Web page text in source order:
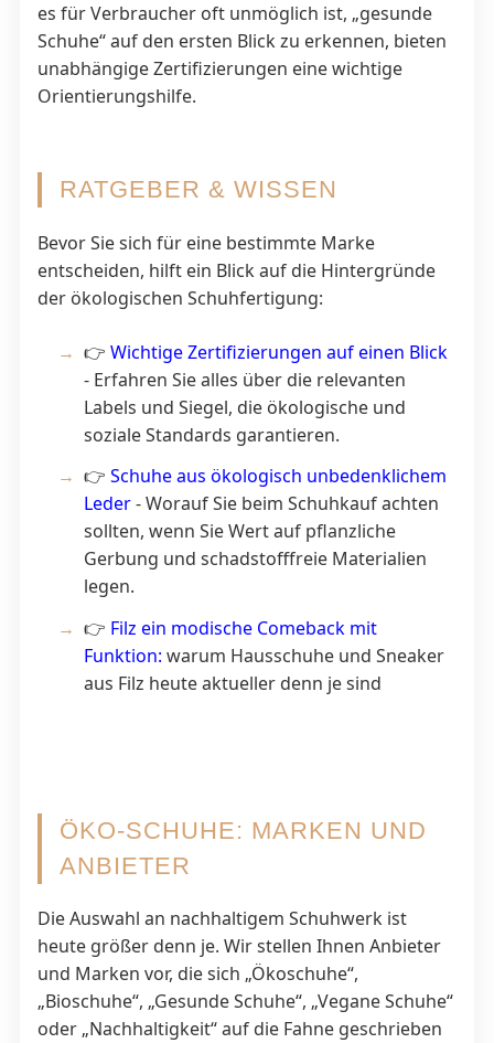
es für Verbraucher oft unmöglich ist, „gesunde
Schuhe“ auf den ersten Blick zu erkennen, bieten
unabhängige Zertifizierungen eine wichtige
Orientierungshilfe.
RATGEBER & WISSEN
Bevor Sie sich für eine bestimmte Marke
entscheiden, hilft ein Blick auf die Hintergründe
der ökologischen Schuhfertigung:
👉 Wichtige Zertifizierungen auf einen Blick
- Erfahren Sie alles über die relevanten
Labels und Siegel, die ökologische und
soziale Standards garantieren.
👉 Schuhe aus ökologisch unbedenklichem
Leder- Worauf Sie beim Schuhkauf achten
sollten, wenn Sie Wert auf pflanzliche
Gerbung und schadstofffreie Materialien
legen.
👉 Filz ein modische Comeback mit
Funktion: warum Hausschuhe und Sneaker
aus Filz heute aktueller denn je sind
ÖKO-SCHUHE: MARKEN UND
ANBIETER
Die Auswahl an nachhaltigem Schuhwerk ist
heute größer denn je. Wir stellen Ihnen Anbieter
und Marken vor, die sich „Ökoschuhe“,
„Bioschuhe“, „Gesunde Schuhe“, „Vegane Schuhe“
oder „Nachhaltigkeit“ auf die Fahne geschrieben